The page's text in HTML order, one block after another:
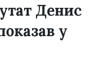
Денис
у